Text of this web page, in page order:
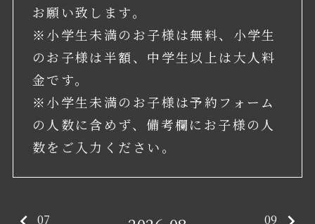
お願い致します。
※小学生未満のお子様は無料、小学生
のお子様は半額、中学生以上は大人料
金です。
※小学生未満のお子様は予約フォーム
の人数に含めず、備考欄にお子様の人
数をご入力ください。
07 09